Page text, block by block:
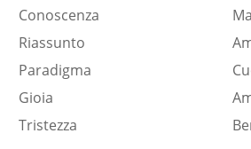
Conoscenza
Riassunto
Paradigma
Gioia
Tristezza